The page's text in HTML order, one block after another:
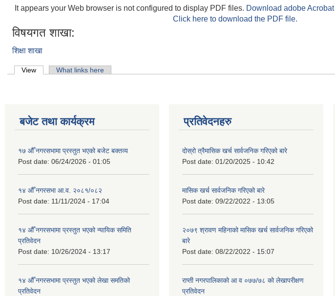
It appears your Web browser is not configured to display PDF files. Download adobe Acrobat
Click here to download the PDF file.
विषयगत शाखा:
शिक्षा शाखा
Primary tabs
View (active tab)What links here
बजेट तथा कार्यक्रम
१७ औँ नगरसभामा प्रस्तुत भएको बजेट बक्तव्य
Post date: 06/24/2026 - 01:05
१४ औँ नगरसभा आ.व. २०८१/०८२
Post date: 11/11/2024 - 17:04
१४ औँ नगरसभामा प्रस्तुत भएको न्यायिक समिति
प्रतिवेदन
Post date: 10/26/2024 - 13:17
१४ औँ नगरसभामा प्रस्तुत भएको लेखा समतिको
प्रतिवेदन
प्रतिवेदनहरु
दोस्रो त्रैमासिक खर्च सार्वजनिक गरिएको बारे
Post date: 01/20/2025 - 10:42
मासिक खर्च सार्वजनिक गरिएको बारे
Post date: 09/22/2022 - 13:05
२०७९ श्रावण महिनाको मासिक खर्च सार्वजनिक गरिएको
बारे
Post date: 08/22/2022 - 15:07
राप्ती नगरपालिकाको आ व ०७७/७८ को लेखापरीक्षण
प्रतिवेदन